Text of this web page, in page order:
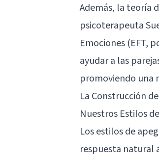
Además, la teoría
psicoterapeuta
Emociones (EFT,
ayudar a las
promoviendo una
La Construcción
Nuestros Estilos
Los estilos de
respuesta natural